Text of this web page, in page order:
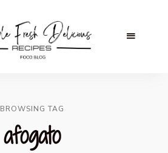
BROWSING TAG
afogato